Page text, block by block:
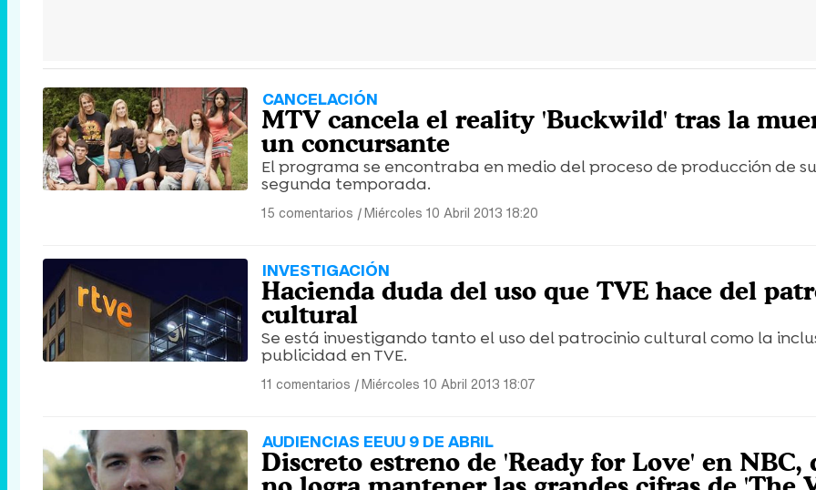
CANCELACIÓN
MTV cancela el reality 'Buckwild' tras la
un concursante
El programa se encontraba en medio del proceso de producción de su
segunda temporada.
15 comentarios |Miércoles 10 Abril 2013 18:20
INVESTIGACIÓN
Hacienda duda del uso que TVE hace del
cultural
Se está investigando tanto el uso del patrocinio cultural como la
publicidad en TVE.
11 comentarios |Miércoles 10 Abril 2013 18:07
AUDIENCIAS EEUU 9 DE ABRIL
Discreto estreno de 'Ready for Love' en NBC,